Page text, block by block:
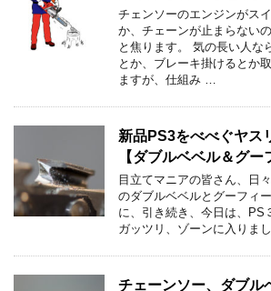
チェンソーのエンジンがス
か、チェーンが止まらない
と焦ります。 気の長い人な
とか、ブレーキ掛けるとか
ますが、仕組み …
新品PS3をべべぐヤス
【ダブルベベル＆グー
目立てマニアの皆さん、日
のダブルベベルとグーフィ
に、引き続き、今日は、PS
ガッツリ、ゾーンに入りま
チェーンソー、ダブル